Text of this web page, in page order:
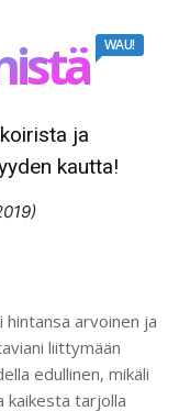
WAU!
ja
kautta!
arvoinen ja
liittymään
edullinen, mikäli
kaikesta tarjolla